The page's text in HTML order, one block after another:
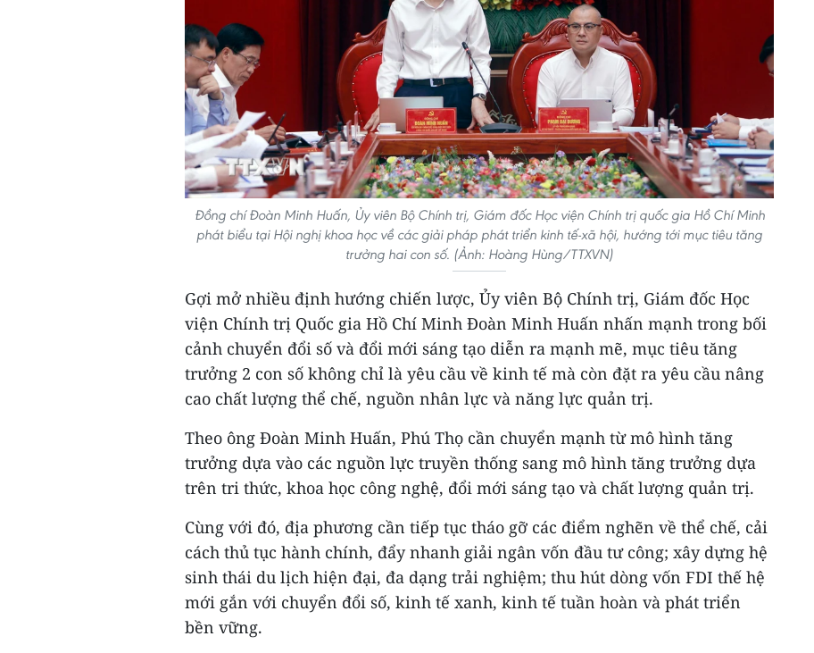
Đồng chí Đoàn Minh Huấn, Ủy viên Bộ Chính trị, Giám đốc Học viện Chính trị quốc gia Hồ Chí Minh
phát biểu tại Hội nghị khoa học về các giải pháp phát triển kinh tế-xã hội, hướng tới mục tiêu tăng
trưởng hai con số. (Ảnh: Hoàng Hùng/TTXVN)
Gợi mở nhiều định hướng chiến lược, Ủy viên Bộ Chính trị, Giám đốc Học
viện Chính trị Quốc gia Hồ Chí Minh Đoàn Minh Huấn nhấn mạnh trong bối
cảnh chuyển đổi số và đổi mới sáng tạo diễn ra mạnh mẽ, mục tiêu tăng
trưởng 2 con số không chỉ là yêu cầu về kinh tế mà còn đặt ra yêu cầu nâng
cao chất lượng thể chế, nguồn nhân lực và năng lực quản trị.
Theo ông Đoàn Minh Huấn, Phú Thọ cần chuyển mạnh từ mô hình tăng
trưởng dựa vào các nguồn lực truyền thống sang mô hình tăng trưởng dựa
trên tri thức, khoa học công nghệ, đổi mới sáng tạo và chất lượng quản trị.
Cùng với đó, địa phương cần tiếp tục tháo gỡ các điểm nghẽn về thể chế, cải
cách thủ tục hành chính, đẩy nhanh giải ngân vốn đầu tư công; xây dựng hệ
sinh thái du lịch hiện đại, đa dạng trải nghiệm; thu hút dòng vốn FDI thế hệ
mới gắn với chuyển đổi số, kinh tế xanh, kinh tế tuần hoàn và phát triển
bền vững.